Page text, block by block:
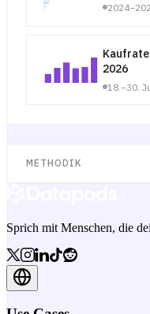
2026
18.–30.
METHODIK
Sprich mit Menschen, die